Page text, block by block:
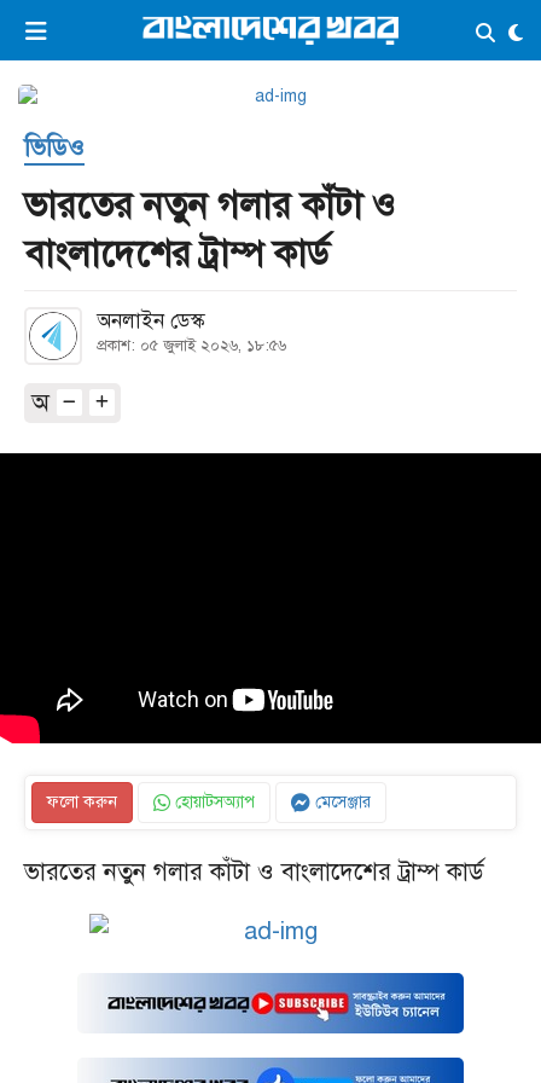
ভিডিও ই-পেপার লগইন ×
প্রচ্ছদ
সর্বশেষ
সব বিভাগ
আর্কাইভ
কনভার্টার
ভিডিও
ভারতের নতুন গলার কাঁটা ও
বাংলাদেশের ট্রাম্প কার্ড
অনলাইন ডেস্ক
প্রকাশ: ০৫ জুলাই ২০২৬, ১৮:৫৬
অ
ফলো করুন হোয়াটসঅ্যাপ মেসেঞ্জার
ভারতের নতুন গলার কাঁটা ও বাংলাদেশের ট্রাম্প কার্ড